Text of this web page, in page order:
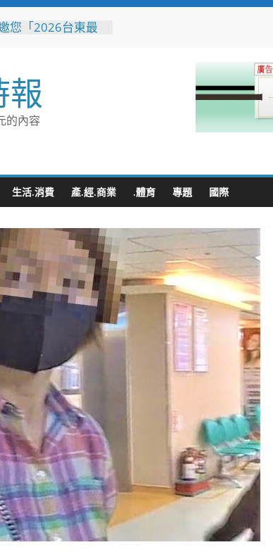
您「2026台東最
在花蓮綻放青春與
少年運動會勇奪
水後吃什麼？礁溪
查扣手機揪出幕後
報
的內容
生活.消費 產.經.商業 .體育 專題 國際